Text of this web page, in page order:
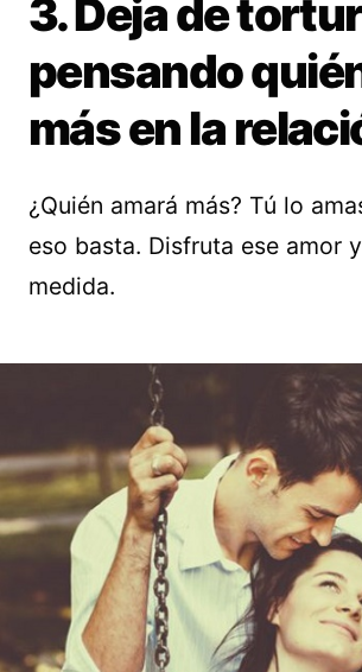
3. Deja de
pensando
más en la
¿Quién amará más? Tú lo
eso basta. Disfruta ese amor
medida.